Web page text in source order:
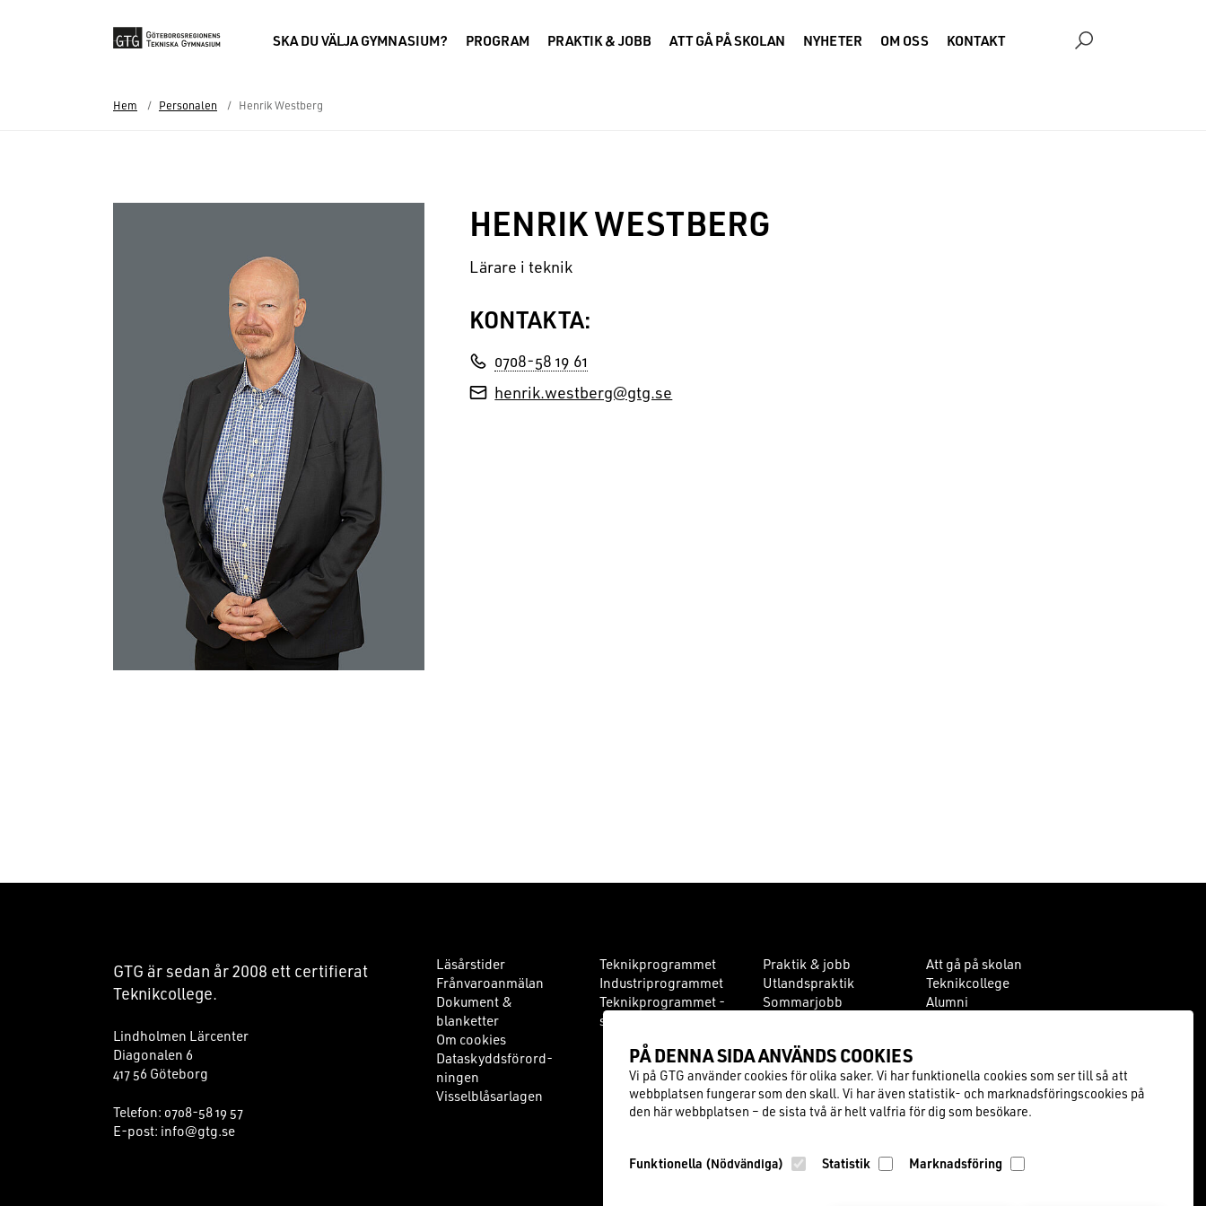
SKA DU VÄLJA GYMNASIUM? PROGRAM PRAKTIK & JOBB ATT GÅ PÅ SKOLAN NYHETER OM OSS KONTAKT
Hem Personalen Henrik Westberg
HENRIK WESTBERG
Lärare i teknik
KONTAKTA:
0708-58 19 61
henrik.westberg@gtg.se
GTG är sedan år2008 ett certifierat
Teknikcollege.
Lindholmen Lärcenter
Diagonalen 6
417 56 Göteborg
Telefon: 0708-58 19 57
E-post: info@gtg.se
Läsårstider
Frånvaroanmälan
Dokument &
blanketter
Om cookies
Dataskyddsför­ord­
ningen
Visselblåsarlagen
Teknikprogrammet
Industriprogrammet
Teknikprogrammet -
spets
Praktik & jobb
Utlandspraktik
Sommarjobb
Att gå på skolan
Teknikcollege
Alumni
PÅ DEN­NA SIDA ANVÄNDS COOK­IES
Vi på GTG använder cookies för olika saker. Vi har funktionella cookies som ser till så att
webbplatsen fungerar som den skall. Vi har även statistik- och marknadsföringscookies på
den här webbplatsen – de sista två är helt valfria för dig som besökare.
Funktionella (Nödvändiga) Statistik Marknadsföring